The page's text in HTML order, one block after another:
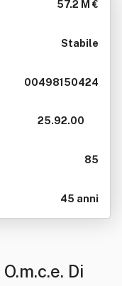
57.2 M €
Stabile
00498150424
25.92.00
85
45 anni
O.m.c.e. Di